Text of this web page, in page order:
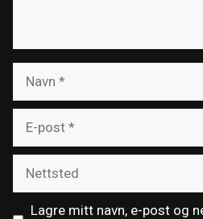
post
Lagre mitt navn, e-post og